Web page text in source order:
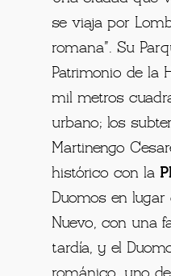
se viaja por
romana". Su
Patrimonio de la
mil metros
urbano; los
Martinengo
histórico con la
Duomos en lugar
Nuevo, con una
tardía, y el